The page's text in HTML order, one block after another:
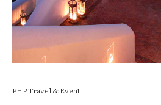
PHP Travel & Event